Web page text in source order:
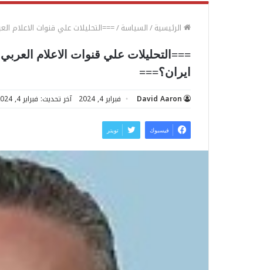
الرئيسية/السياسة/===التحليلات علي قنوات الاعلام
===التحليلات علي قنوات الاعلام
ايران؟===
David Aaron فبراير 4, 2024 آخر تحديث: فبراير 4, 2024
فيسبوك تويتر